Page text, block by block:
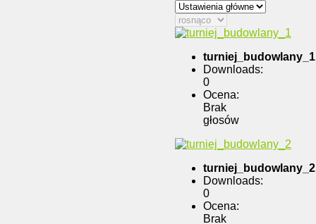
turniej_budowlany_1
Downloads:
0
Ocena:
Brak
głosów
turniej_budowlany_2
Downloads:
0
Ocena:
Brak